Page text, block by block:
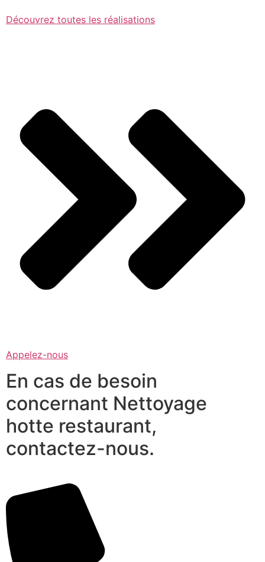
Découvrez toutes les réalisations
Appelez-nous
En cas de besoin
concernant Nettoyage
hotte restaurant,
contactez-nous.